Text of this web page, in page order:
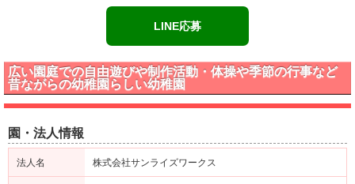
LINE応募
広い園庭での自由遊びや制作活動・体操や季節の行事など
昔ながらの幼稚園らしい幼稚園
園・法人情報
法人名 株式会社サンライズワークス